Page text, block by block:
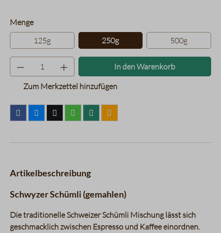
Mengeauswählen
125g
250g 500g
Produkt Anzahl: Gib den
In den Warenkorb
Zum Merkzettel hinzufügen
Artikelbeschreibung
Schwyzer Schümli (gemahlen)
Die traditionelle Schweizer Schümli Mischung lässt sich
geschmacklich zwischen Espresso und Kaffee einordnen.